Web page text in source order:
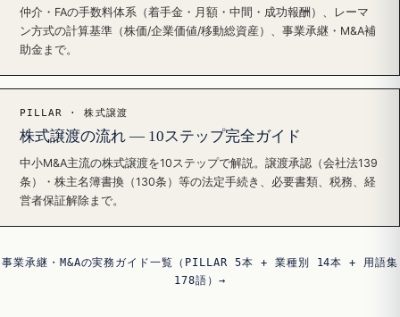
仲介・FAの手数料体系（着手金・月額・中間・成功報酬）、レーマ
ン方式の計算基準（株価/企業価値/移動総資産）、事業承継・M&A補
助金まで。
PILLAR · 株式譲渡
株式譲渡の流れ — 10ステップ完全ガイド
中小M&A主流の株式譲渡を10ステップで解説。譲渡承認（会社法139
条）・株主名簿書換（130条）等の法定手続き、必要書類、税務、経
営者保証解除まで。
事業承継・M&Aの実務ガイド一覧（PILLAR 5本 + 業種別 14本 + 用語集
178語）→